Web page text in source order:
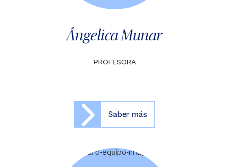
Ángelica Munar
PROFESORA
Saber más